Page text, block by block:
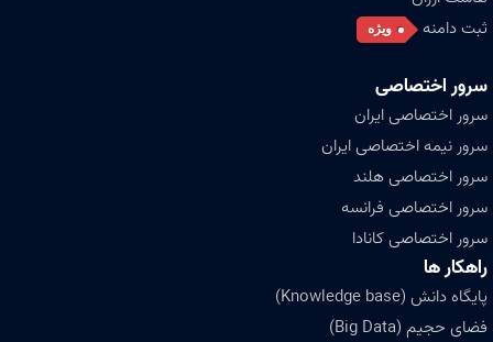
ثبت دامنه
ویژه
سرور اختصاصی
سرور اختصاصی ایران
سرور نیمه اختصاصی ایران
سرور اختصاصی هلند
سرور اختصاصی فرانسه
سرور اختصاصی کانادا
راهکار ها
پایگاه دانش (Knowledge base)
فضای حجیم (Big Data)